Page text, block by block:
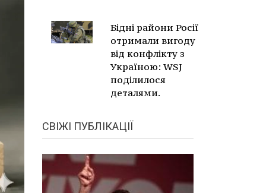
Бідні райони Росії
отримали вигоду
від конфлікту з
Україною: WSJ
поділилося
деталями.
СВІЖІ ПУБЛІКАЦІЇ